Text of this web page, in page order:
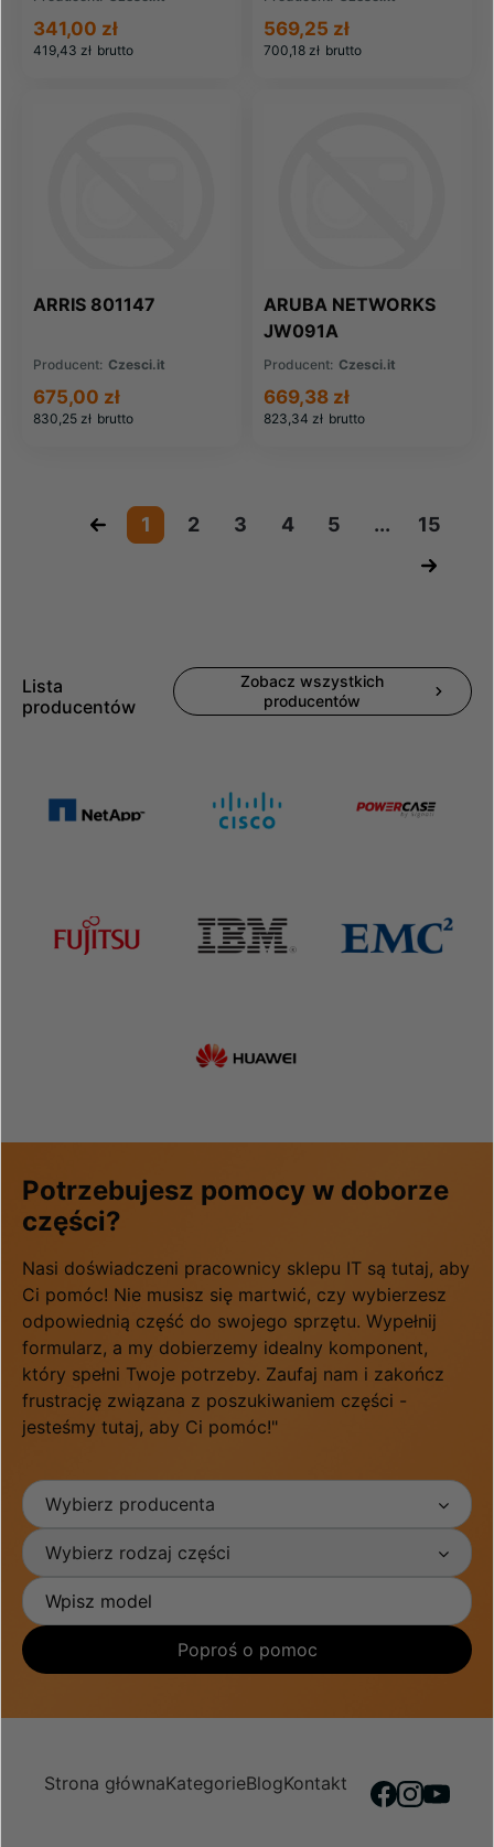
419,43 zł brutto
341,00 zł
700,18 zł brutto
569,25 zł
ARRIS 801147
Producent: Czesci.it
830,25 zł brutto
675,00 zł
ARUBA NETWORKS
JW091A
Producent: Czesci.it
823,34 zł brutto
669,38 zł
« 1 2 3 4 5 ...
15
»
Lista
producentów
Zobacz wszystkich
producentów
Potrzebujesz pomocy w doborze
części?
Nasi doświadczeni pracownicy sklepu IT są tutaj, aby
Ci pomóc! Nie musisz się martwić, czy wybierzesz
odpowiednią część do swojego sprzętu. Wypełnij
formularz, a my dobierzemy idealny komponent,
który spełni Twoje potrzeby. Zaufaj nam i zakończ
frustrację związana z poszukiwaniem części -
jesteśmy tutaj, aby Ci pomóc!"
Wybierz producenta
Wybierz rodzaj części
Poproś o pomoc
Strona głównaKategorieBlogKontakt